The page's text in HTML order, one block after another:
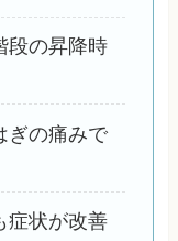
段の昇降時
ぎの痛みで
症状が改善